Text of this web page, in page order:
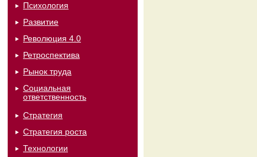
Психология
Развитие
Революция 4.0
Ретроспектива
Рынок труда
Социальная
ответственность
Стратегия
Стратегия роста
Технологии